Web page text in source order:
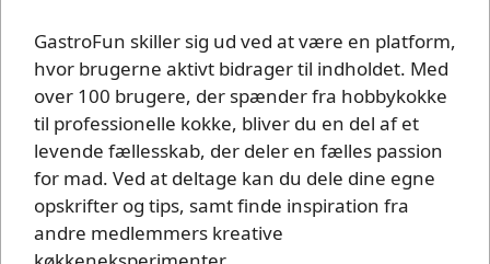
GastroFun skiller sig ud ved at være en platform,
hvor brugerne aktivt bidrager til indholdet. Med
over 100 brugere, der spænder fra hobbykokke
til professionelle kokke, bliver du en del af et
levende fællesskab, der deler en fælles passion
for mad. Ved at deltage kan du dele dine egne
opskrifter og tips, samt finde inspiration fra
andre medlemmers kreative